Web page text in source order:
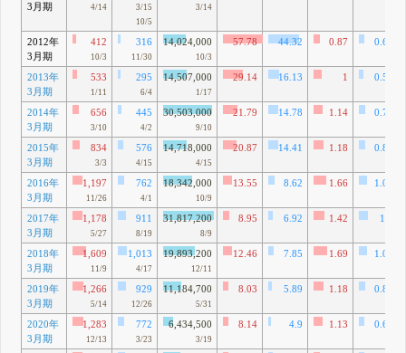
3月期
4/14
3/15
10/5
3/14
2012年
3月期
412
10/3
316
11/30
14,024,000
10/3
57.78 44.32 0.87 0.67
2013年
3月期
533
1/11
295
6/4
14,507,000
1/17
29.14 16.13 1 0.55
2014年
3月期
656
3/10
445
4/2
30,503,000
9/10
21.79 14.78 1.14 0.77
2015年
3月期
834
3/3
576
4/15
14,718,000
4/15
20.87 14.41 1.18 0.81
2016年
3月期
1,197
11/26
762
4/1
18,342,000
10/9
13.55 8.62 1.66 1.06
2017年
3月期
1,178
5/27
911
8/19
31,817,200
8/9
8.95 6.92 1.42 1.1
2018年
3月期
1,609
11/9
1,013
4/17
19,893,200
12/11
12.46 7.85 1.69 1.06
2019年
3月期
1,266
5/14
929
12/26
11,184,700
5/31
8.03 5.89 1.18 0.87
2020年
3月期
1,283
12/13
772
3/23
6,434,500
3/19
8.14 4.9 1.13 0.68